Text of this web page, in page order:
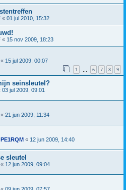
« 01 jul 2010, 15:32
« 15 nov 2009, 18:23
« 15 jul 2009, 00:07
1 6 7 8 9
seinsleutel?
03 jul 2009, 09:01
« 21 jun 2009, 11:34
« 12 jun 2009, 14:40
sleutel
« 12 jun 2009, 09:04